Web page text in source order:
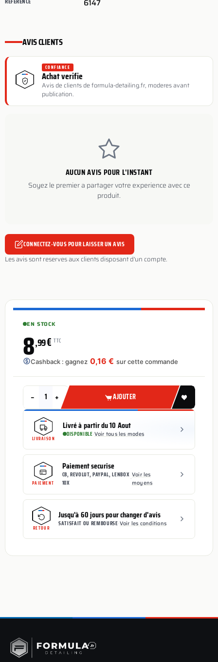
6147
AVIS CLIENTS
CONFIANCE
Achat verifie
Avis de clients de formula-detailing.fr, moderes avant
publication.
AUCUN AVIS POUR L'INSTANT
Soyez le premier a partager votre experience avec ce
produit.
CONNECTEZ-VOUS POUR LAISSER UN AVIS
Les avis sont reserves aux clients disposant d'un compte.
EN STOCK
8,99€ TTC
Cashback : gagnez 0,16 € sur cette commande
− + AJOUTER
LIVRAISON
Livré à partir du 10 Aout
DISPONIBLE·Voir tous les modes
PAIEMENT
Paiement securise
CB, REVOLUT, PAYPAL, LENBOX
10X
·Voir les
moyens
RETOUR
Jusqu'à 60 jours pour changer d'avis
SATISFAIT OU REMBOURSE·Voir les conditions